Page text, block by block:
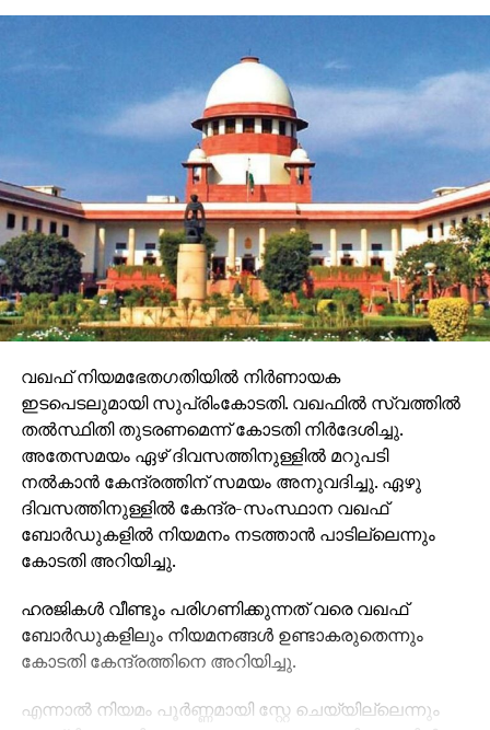
വഖഫ് നിയമഭേതഗതിയില്‍ നിര്‍ണായക
ഇടപെടലുമായി സുപ്രിംകോടതി. വഖഫില്‍ സ്വത്തില്‍
തല്‍സ്ഥിതി തുടരണമെന്ന് കോടതി നിര്‍ദേശിച്ചു.
അതേസമയം ഏഴ് ദിവസത്തിനുള്ളില്‍ മറുപടി
നല്‍കാന്‍ കേന്ദ്രത്തിന് സമയം അനുവദിച്ചു. ഏഴു
ദിവസത്തിനുള്ളില്‍ കേന്ദ്ര-സംസ്ഥാന വഖഫ്
ബോര്‍ഡുകളില്‍ നിയമനം നടത്താന്‍ പാടില്ലെന്നും
കോടതി അറിയിച്ചു.
ഹരജികള്‍ വീണ്ടും പരിഗണിക്കുന്നത് വരെ വഖഫ്
ബോര്‍ഡുകളിലും നിയമനങ്ങള്‍ ഉണ്ടാകരുതെന്നും
കോടതി കേന്ദ്രത്തിനെ അറിയിച്ചു.
എന്നാല്‍ നിയമം പൂര്‍ണ്ണമായി സ്റ്റേ ചെയ്യില്ലെന്നും